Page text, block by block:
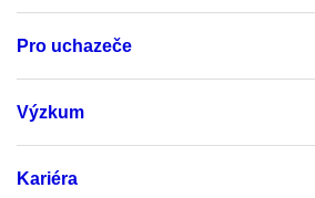
Pro uchazeče
Výzkum
Kariéra